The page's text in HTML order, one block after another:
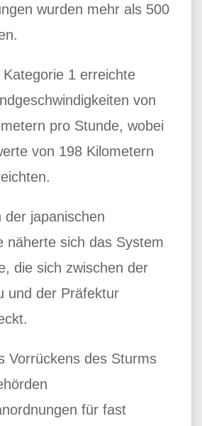
wurden mehr als 500
1 erreichte
von
pro Stunde, wobei
von 198 Kilometern
der japanischen
näherte sich das System
die sich zwischen der
und der Präfektur
Vorrückens des Sturms
für fast